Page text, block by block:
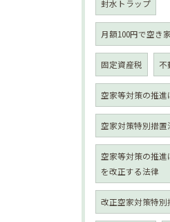
封水トラップ
月額100円で空き
固定資産税 不
空家等対策の推
空家対策特別措置
空家等対策の推
を改正する法律
改正空家対策特別